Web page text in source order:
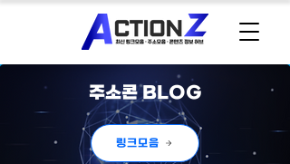
주소콘 BLOG
링크모음